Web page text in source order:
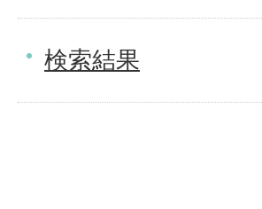
検索結果